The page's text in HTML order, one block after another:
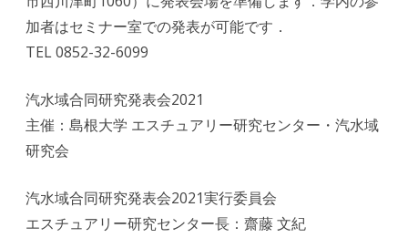
加者はセミナー室での発表が可能です．
TEL 0852-32-6099
汽水域合同研究発表会2021
主催：島根大学 エスチュアリー研究センター・汽水域
研究会
汽水域合同研究発表会2021実行委員会
エスチュアリー研究センター長：齋藤 文紀